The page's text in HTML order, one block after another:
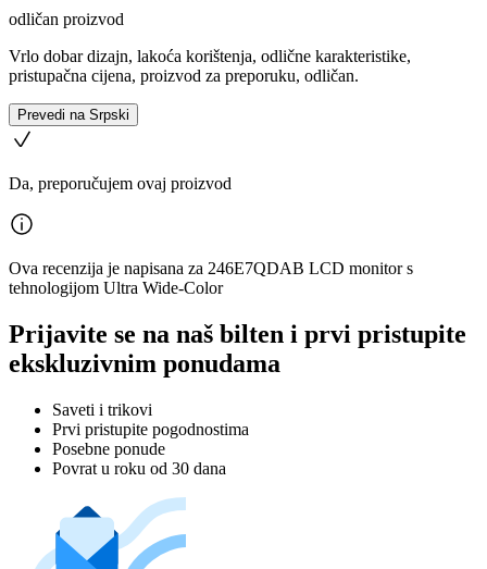
odličan proizvod
Vrlo dobar dizajn, lakoća korištenja, odlične karakteristike,
pristupačna cijena, proizvod za preporuku, odličan.
Prevedi na Srpski
Da, preporučujem ovaj proizvod
Ova recenzija je napisana za 246E7QDAB LCD monitor s
tehnologijom Ultra Wide-Color
Prijavite se na naš bilten i prvi pristupite
ekskluzivnim ponudama
Saveti i trikovi
Prvi pristupite pogodnostima
Posebne ponude
Povrat u roku od 30 dana